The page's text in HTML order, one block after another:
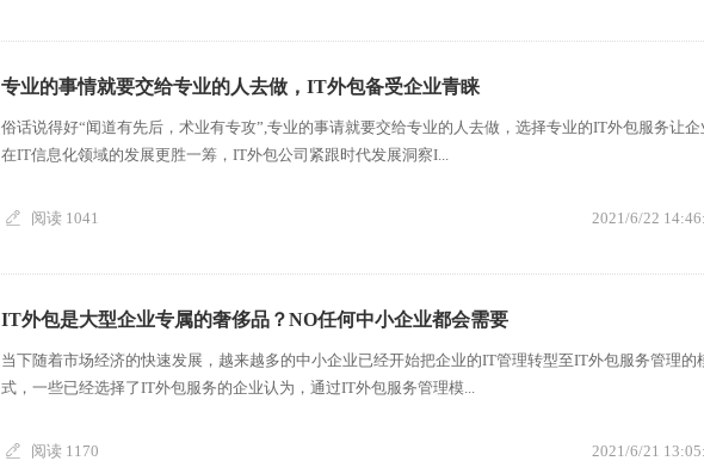
专业的事情就要交给专业的人去做，IT外包备受企业青睐
俗话说得好“闻道有先后，术业有专攻”,专业的事请就要交给专业的人去做，选择专业的IT外包服务让企
在IT信息化领域的发展更胜一筹，IT外包公司紧跟时代发展洞察I...
阅读 1041 2021/6/22
IT外包是大型企业专属的奢侈品？NO任何中小企业都会需要
当下随着市场经济的快速发展，越来越多的中小企业已经开始把企业的IT管理转型至IT外包服务管理的
式，一些已经选择了IT外包服务的企业认为，通过IT外包服务管理模...
阅读 1170 2021/6/21